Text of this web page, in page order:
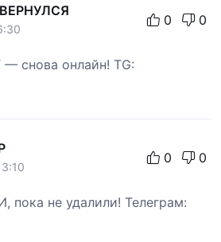
0 0
снова онлайн! TG:
0 0
не удалили! Телеграм: